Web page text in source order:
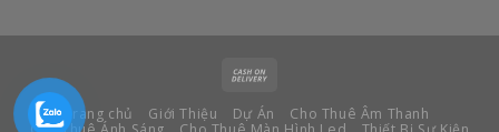
Trang chủ Giới Thiệu Dự Án
Cho Thuê Âm Thanh